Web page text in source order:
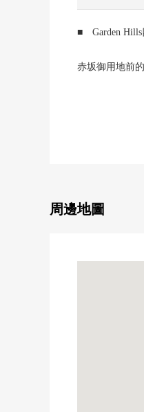
■ Garden
赤坂御用地前
○ 有像Art空間
周邊地圖